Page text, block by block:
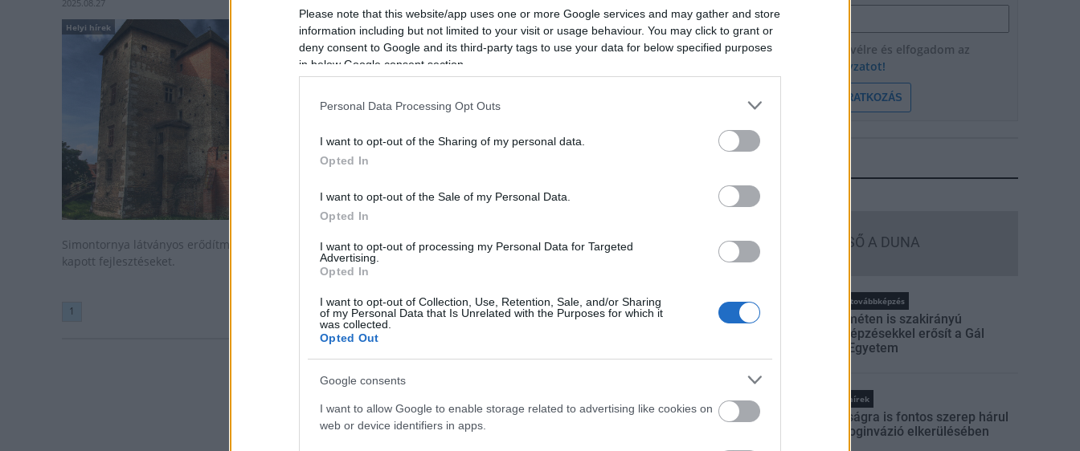
Please note that this website/app uses one or more Google services and may gather and store
information including but not limited to your visit or usage behaviour. You may click to grant or
deny consent to Google and its third-party tags to use your data for below specified purposes
in below Google consent section.
Personal Data Processing Opt Outs
I want to opt-out of the Sharing of my personal data.
Opted In
I want to opt-out of the Sale of my Personal Data.
Opted In
I want to opt-out of processing my Personal Data for Targeted
Advertising.
Opted In
I want to opt-out of Collection, Use, Retention, Sale, and/or Sharing
of my Personal Data that Is Unrelated with the Purposes for which it
was collected.
Opted Out
Google consents
I want to allow Google to enable storage related to advertising like cookies on
web or device identifiers in apps.
2025.08.27
Helyi hírek
Simontornya látványos erődítménye uniós forrásokkal
kapott fejlesztéseket.
1
Feliratkozom a hírlevélre és elfogadom az
adatvédelmi szabályzatot!
FELIRATKOZÁS
MEGÉRKEZETT AZ ESŐ A DUNA
VÍZGYŰJTŐJÉRE
Országos hírek továbbképzés
Kecskeméten is szakirányú
továbbképzésekkel erősít a Gál
Ferenc Egyetem
Országos hírek
A lakosságra is fontos szerep hárul
a szúnyoginvázió elkerülésében